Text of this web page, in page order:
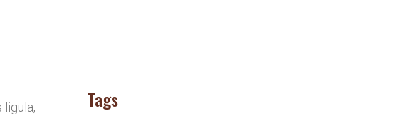
ligula,
Tags